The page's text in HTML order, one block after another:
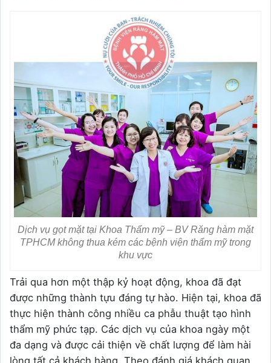
Dịch vụ gọt mặt tại Khoa Thẩm mỹ – BV Răng hàm mặt
TPHCM không thua kém các bệnh viện thẩm mỹ trong
khu vực
Trải qua hơn một thập kỷ hoạt động, khoa đã đạt
được những thành tựu đáng tự hào. Hiện tại, khoa đã
thực hiện thành công nhiều ca phẫu thuật tạo hình
thẩm mỹ phức tạp. Các dịch vụ của khoa ngày một
đa dạng và được cải thiện về chất lượng để làm hài